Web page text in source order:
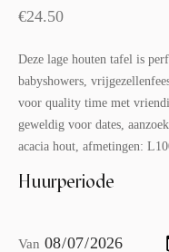
€24.50
Deze lage houten tafel is
babyshowers,
voor quality time met
geweldig voor dates,
acacia hout, afmetingen:
Huurperiode
Van